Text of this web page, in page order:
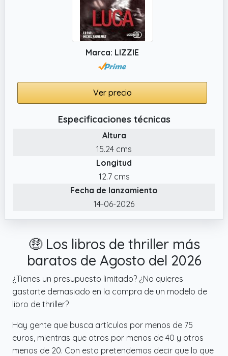
Marca: LIZZIE
Ver precio
Especificaciones técnicas
Altura
15.24 cms
Longitud
12.7 cms
Fecha de lanzamiento
14-06-2026
🤑 Los libros de thriller más
baratos de Agosto del 2026
¿Tienes un presupuesto limitado? ¿No quieres
gastarte demasiado en la compra de un modelo de
libro de thriller?
Hay gente que busca artículos por menos de 75
euros, mientras que otros por menos de 40 y otros
menos de 20. Con esto pretendemos decir que lo que